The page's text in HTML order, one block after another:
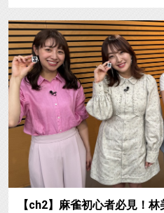
【ch2】麻雀初心者必見！